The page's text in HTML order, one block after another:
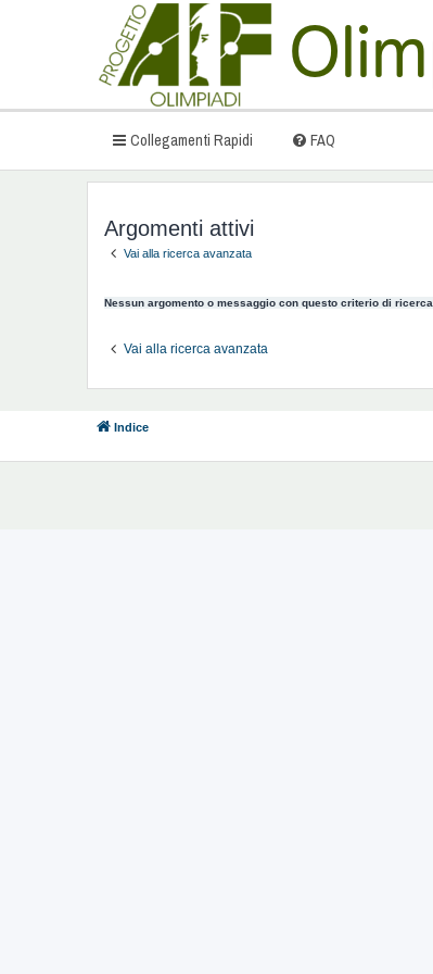
Collegamenti Rapidi FAQ
Argomenti attivi
Vai alla ricerca avanzata
Nessun argomento o messaggio con questo criterio di ricerca.
Vai alla ricerca avanzata
Indice